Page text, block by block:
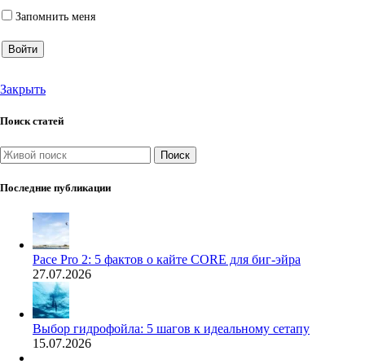
Запомнить меня
Войти
Закрыть
Поиск статей
Поиск
Последние публикации
Pace Pro 2: 5 фактов о кайте CORE для биг-эйра
27.07.2026
Выбор гидрофойла: 5 шагов к идеальному сетапу
15.07.2026